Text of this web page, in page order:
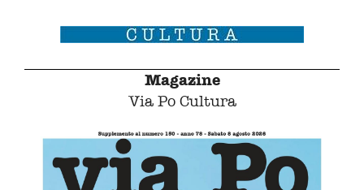
Magazine
Via Po Cultura